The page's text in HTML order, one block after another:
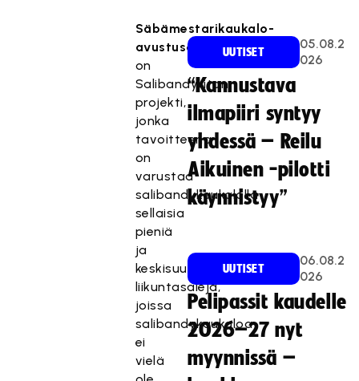
Säbämestarikaukalo-
avustusohjelma
on
Salibandyliiton
projekti,
jonka
tavoitteena
on
varustaa
salibandykaukalolla
sellaisia
pieniä
ja
keskisuuria
liikuntasaleja,
joissa
salibandykaukaloa
ei
vielä
UUTISET
05.08.2
026
“Kannustava
ilmapiiri syntyy
yhdessä – Reilu
Aikuinen -pilotti
käynnistyy”
UUTISET
06.08.2
026
Pelipassit kaudelle
2026–27 nyt
myynnissä –